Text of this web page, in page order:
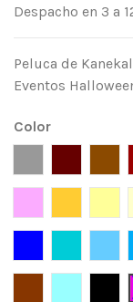
Despacho en 3 a
Peluca de
Eventos
Color